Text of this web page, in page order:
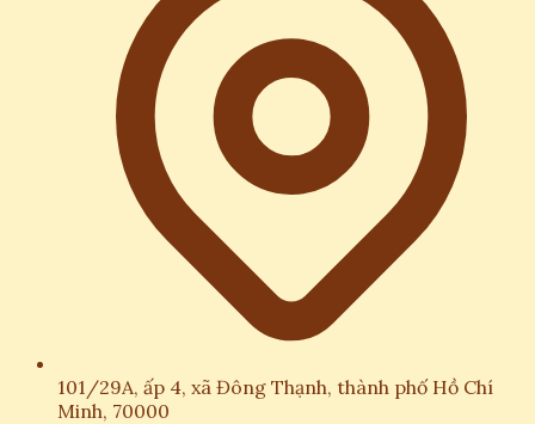
101/29A, ấp 4, xã Đông Thạnh, thành phố Hồ Chí
Minh, 70000